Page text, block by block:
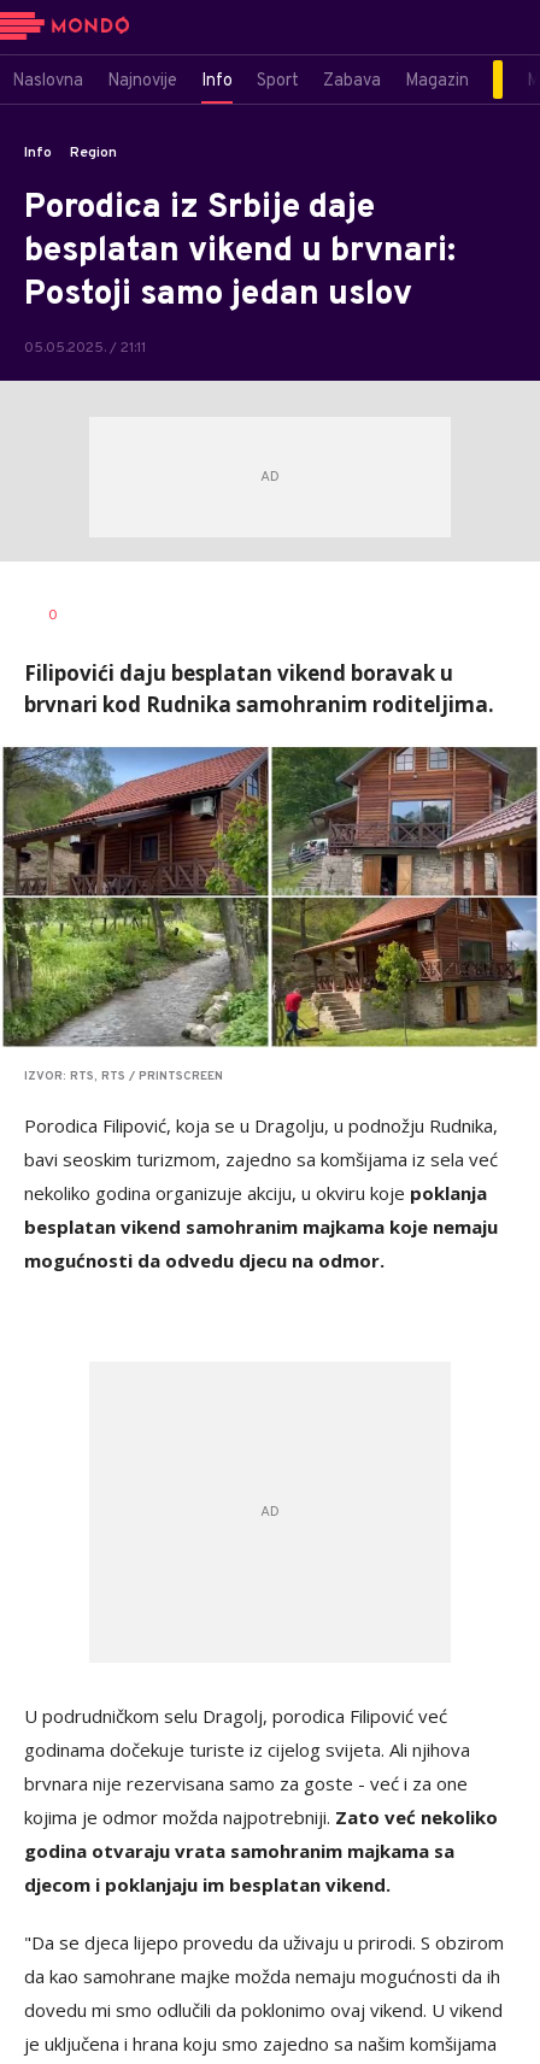
Naslovna Najnovije Info Sport Zabava Magazin
Info Region
Porodica iz Srbije daje
besplatan vikend u brvnari:
Postoji samo jedan uslov
05.05.2025. / 21:11
AUTOR
0
Filipovići daju besplatan vikend boravak u
brvnari kod Rudnika samohranim roditeljima.
IZVOR: RTS, RTS / PRINTSCREEN
Porodica Filipović, koja se u Dragolju, u podnožju Rudnika,
bavi seoskim turizmom, zajedno sa komšijama iz sela već
nekoliko godina organizuje akciju, u okviru koje poklanja
besplatan vikend samohranim majkama koje nemaju
mogućnosti da odvedu djecu na odmor.
U podrudničkom selu Dragolj, porodica Filipović već
godinama dočekuje turiste iz cijelog svijeta. Ali njihova
brvnara nije rezervisana samo za goste - već i za one
kojima je odmor možda najpotrebniji. Zato već nekoliko
godina otvaraju vrata samohranim majkama sa
djecom i poklanjaju im besplatan vikend.
"Da se djeca lijepo provedu da uživaju u prirodi. S obzirom
da kao samohrane majke možda nemaju mogućnosti da ih
dovedu mi smo odlučili da poklonimo ovaj vikend. U vikend
je uključena i hrana koju smo zajedno sa našim komšijama